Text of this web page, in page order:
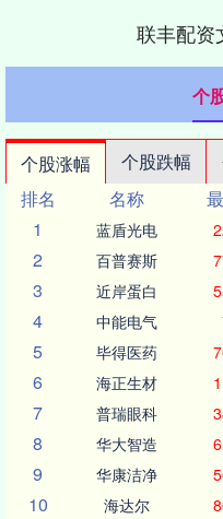
联丰配资
个
个股涨幅 个股跌幅
排名
名称
1
蓝盾光电
2 百普赛斯
3 近岸蛋白
4 中能电气
5 毕得医药
6 海正生材
7 普瑞眼科
8 华大智造
9 华康洁净
10 海达尔